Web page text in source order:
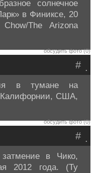
солнечное
в Финиксе, 20
The Arizona
обсудить фото (0)
.
#
в тумане на
Калифорнии, США,
обсудить фото (0)
.
#
в Чико,
2012 года. (Ty